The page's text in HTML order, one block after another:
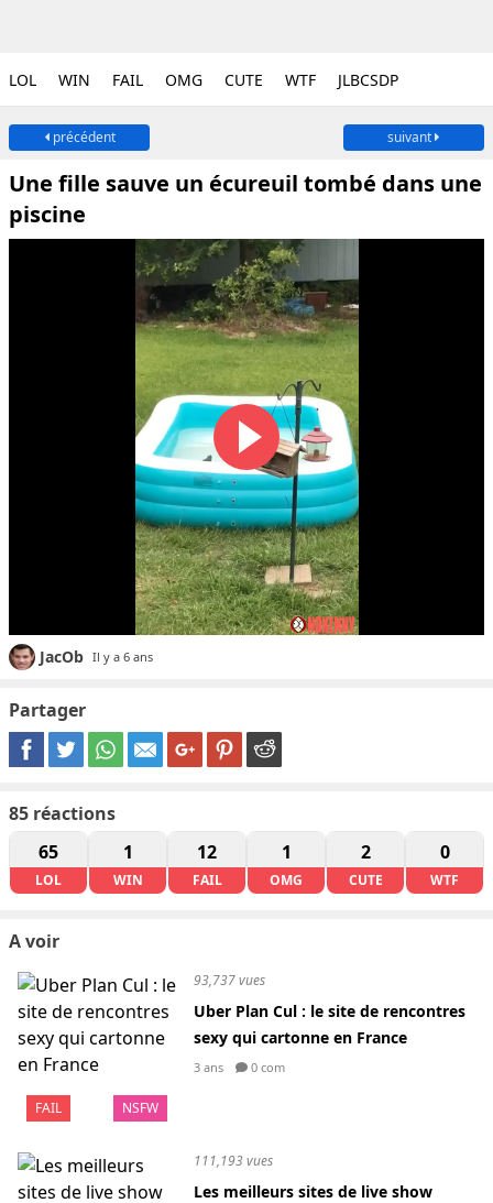
LOL WIN FAIL OMG CUTE WTF JLBCSDP
précédent suivant
Une fille sauve un écureuil tombé dans une
piscine
JacOb Il y a 6 ans
Partager
85 réactions
65
LOL
1
WIN
12
FAIL
1
OMG
2
CUTE
0
WTF
A voir
FAIL NSFW
93,737 vues
Uber Plan Cul : le site de rencontres
sexy qui cartonne en France
3 ans 0 com
111,193 vues
Les meilleurs sites de live show